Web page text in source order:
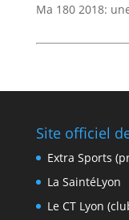
Ma 180 2018:
Site officiel
Extra Sports
La SaintéLyon
Le CT Lyon